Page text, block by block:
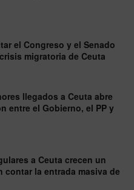
el Congreso y el Senado
migratoria de Ceuta
llegados a Ceuta abre
entre el Gobierno, el PP y
a Ceuta crecen un
contar la entrada masiva de